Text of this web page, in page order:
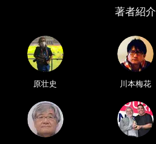
著者紹介
原壮史 川本梅花